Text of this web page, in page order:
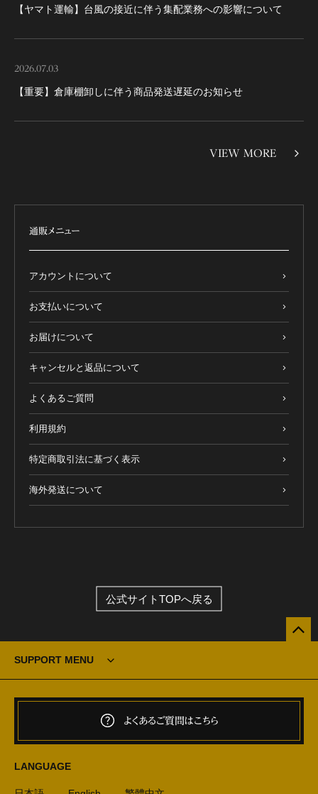
【ヤマト運輸】台風の接近に伴う集配業務への影響について
2026.07.03
【重要】倉庫棚卸しに伴う商品発送遅延のお知らせ
VIEW MORE
通販メニュー
アカウントについて
お支払いについて
お届けについて
キャンセルと返品について
よくあるご質問
利用規約
特定商取引法に基づく表示
海外発送について
公式サイトTOPへ戻る
SUPPORT MENU
よくあるご質問はこちら
LANGUAGE